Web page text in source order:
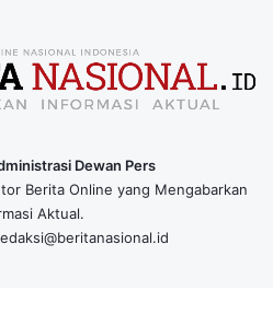
Dewan Pers
Berita Online yang Mengabarkan
Aktual.